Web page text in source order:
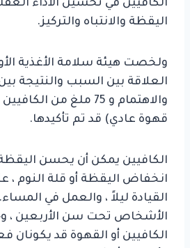
الكافيين في تحسين الأداء
اليقظة والانتباه والتركيز.
العلاقة بين السبب والنتيجة
والاهتمام و 75 ملغ من
قهوة عادي) قد تم تأكيدها.
الكافيين يمكن أن يحسن
انخفاض اليقظة أو قلة النوم ،
القيادة ليلاً ، والعمل في
الأشخاص تحت سن الأربعين ،
الكافيين أو القهوة قد يكونان